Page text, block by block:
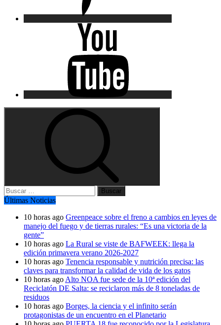
Buscar:
Últimas Noticias
10 horas ago Greenpeace sobre el freno a cambios en leyes de
manejo del fuego y de tierras rurales: “Es una victoria de la
gente”
10 horas ago La Rural se viste de BAFWEEK: llega la
edición primavera verano 2026-2027
10 horas ago Tenencia responsable y nutrición precisa: las
claves para transformar la calidad de vida de los gatos
10 horas ago Alto NOA fue sede de la 10ª edición del
Reciclatón DE Salta: se reciclaron más de 8 toneladas de
residuos
10 horas ago Borges, la ciencia y el infinito serán
protagonistas de un encuentro en el Planetario